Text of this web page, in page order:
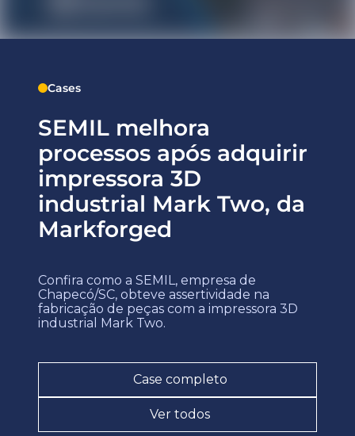
Cases
SEMIL melhora
processos após adquirir
impressora 3D
industrial Mark Two, da
Markforged
Confira como a SEMIL, empresa de
Chapecó/SC, obteve assertividade na
fabricação de peças com a impressora 3D
industrial Mark Two.
Case completo
Ver todos